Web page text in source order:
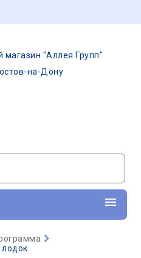
магазин "Аллея Групп"
на-Дону